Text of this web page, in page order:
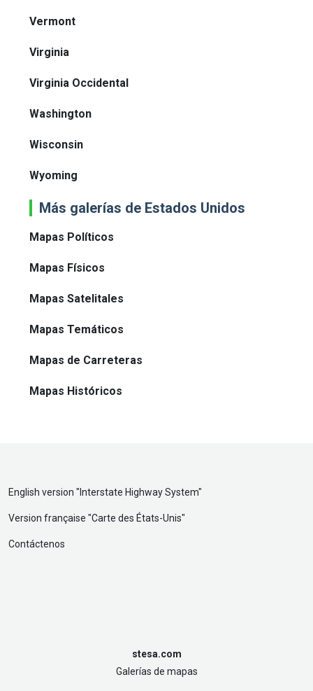
Vermont
Virginia
Virginia Occidental
Washington
Wisconsin
Wyoming
Más galerías de Estados Unidos
Mapas Políticos
Mapas Físicos
Mapas Satelitales
Mapas Temáticos
Mapas de Carreteras
Mapas Históricos
English version " Interstate Highway System"
Version française "Carte des États-Unis"
Contáctenos
stesa.com
Galerías de mapas